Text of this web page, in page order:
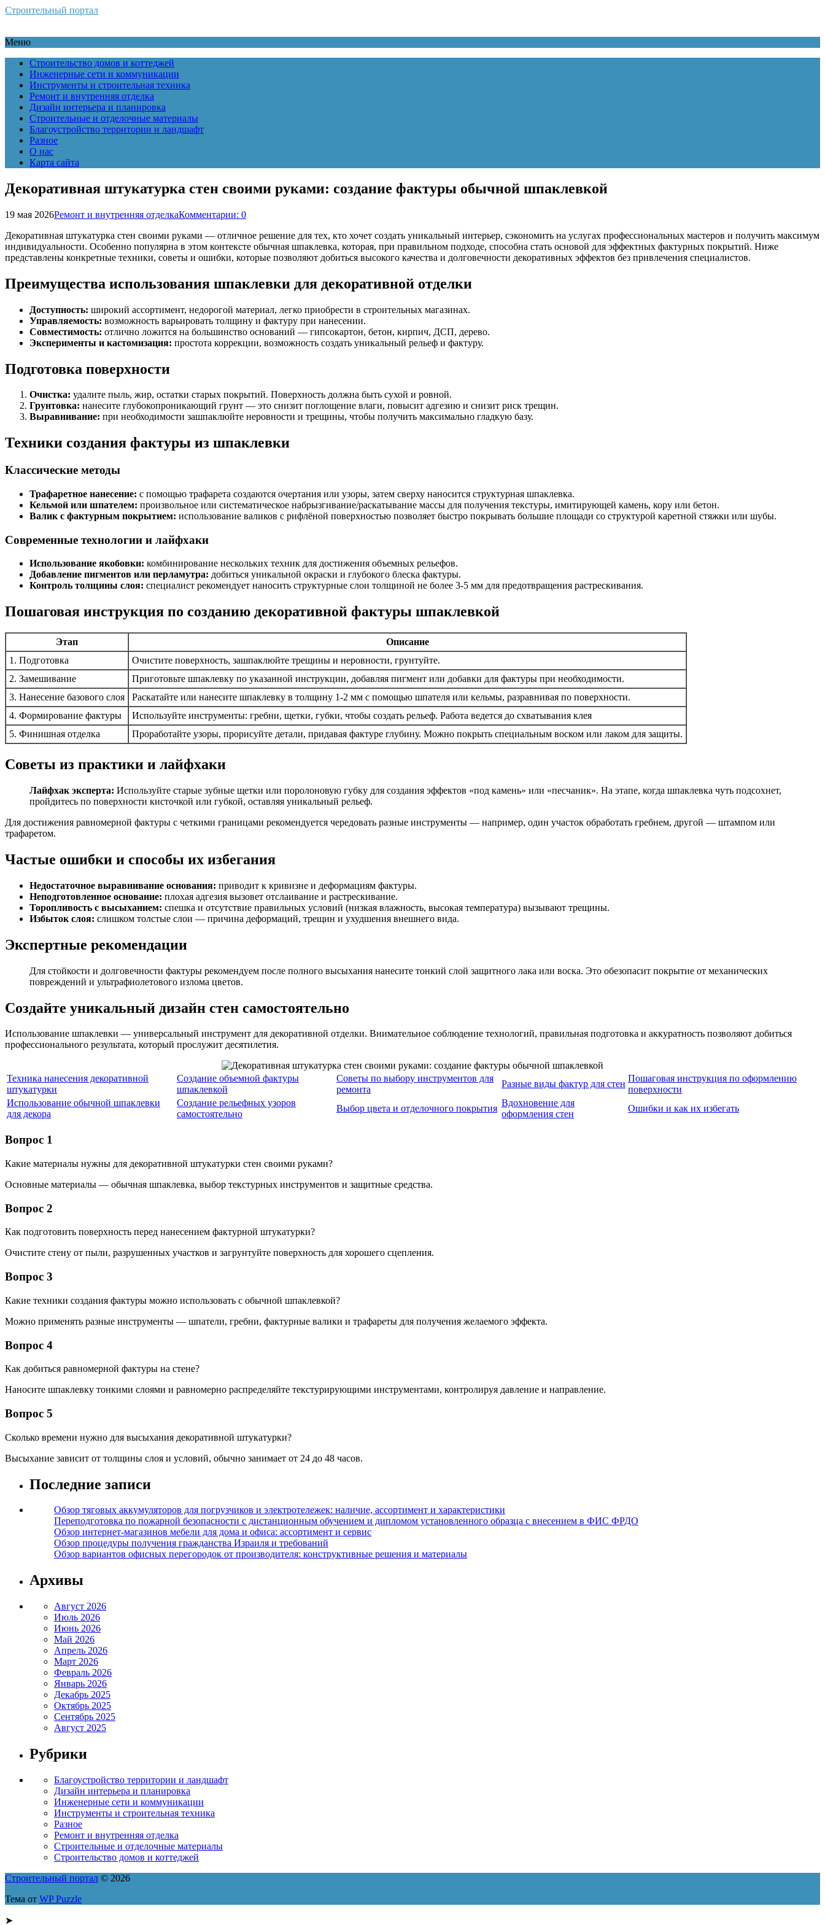
Строительный портал
Меню
Строительство домов и коттеджей
Инженерные сети и коммуникации
Инструменты и строительная техника
Ремонт и внутренняя отделка
Дизайн интерьера и планировка
Строительные и отделочные материалы
Благоустройство территории и ландшафт
Разное
О нас
Карта сайта
Декоративная штукатурка стен своими руками: создание фактуры обычной шпаклевкой
19 мая 2026Ремонт и внутренняя отделкаКомментарии: 0
Декоративная штукатурка стен своими руками — отличное решение для тех, кто хочет создать уникальный интерьер, сэкономить на услугах профессиональных мастеров и получить максимум
индивидуальности. Особенно популярна в этом контексте обычная шпаклевка, которая, при правильном подходе, способна стать основой для эффектных фактурных покрытий. Ниже
представлены конкретные техники, советы и ошибки, которые позволяют добиться высокого качества и долговечности декоративных эффектов без привлечения специалистов.
Преимущества использования шпаклевки для декоративной отделки
Доступность: широкий ассортимент, недорогой материал, легко приобрести в строительных магазинах.
Управляемость: возможность варьировать толщину и фактуру при нанесении.
Совместимость: отлично ложится на большинство оснований — гипсокартон, бетон, кирпич, ДСП, дерево.
Эксперименты и кастомизация: простота коррекции, возможность создать уникальный рельеф и фактуру.
Подготовка поверхности
Очистка: удалите пыль, жир, остатки старых покрытий. Поверхность должна быть сухой и ровной.
Грунтовка: нанесите глубокопроникающий грунт — это снизит поглощение влаги, повысит адгезию и снизит риск трещин.
Выравнивание: при необходимости зашпаклюйте неровности и трещины, чтобы получить максимально гладкую базу.
Техники создания фактуры из шпаклевки
Классические методы
Трафаретное нанесение: с помощью трафарета создаются очертания или узоры, затем сверху наносится структурная шпаклевка.
Кельмой или шпателем: произвольное или систематическое набрызгивание/раскатывание массы для получения текстуры, имитирующей камень, кору или бетон.
Валик с фактурным покрытием: использование валиков с рифлёной поверхностью позволяет быстро покрывать большие площади со структурой каретной стяжки или шубы.
Современные технологии и лайфхаки
Использование якобовки: комбинирование нескольких техник для достижения объемных рельефов.
Добавление пигментов или перламутра: добиться уникальной окраски и глубокого блеска фактуры.
Контроль толщины слоя: специалист рекомендует наносить структурные слои толщиной не более 3-5 мм для предотвращения растрескивания.
Пошаговая инструкция по созданию декоративной фактуры шпаклевкой
Этап
Описание
1. Подготовка
Очистите поверхность, зашпаклюйте трещины и неровности, грунтуйте.
2. Замешивание
Приготовьте шпаклевку по указанной инструкции, добавляя пигмент или добавки для фактуры при необходимости.
3. Нанесение базового слоя
Раскатайте или нанесите шпаклевку в толщину 1-2 мм с помощью шпателя или кельмы, разравнивая по поверхности.
4. Формирование фактуры
Используйте инструменты: гребни, щетки, губки, чтобы создать рельеф. Работа ведется до схватывания клея
5. Финишная отделка
Проработайте узоры, прорисуйте детали, придавая фактуре глубину. Можно покрыть специальным воском или лаком для защиты.
Советы из практики и лайфхаки
Лайфхак эксперта: Используйте старые зубные щетки или поролоновую губку для создания эффектов «под камень» или «песчаник». На этапе, когда шпаклевка чуть подсохнет,
пройдитесь по поверхности кисточкой или губкой, оставляя уникальный рельеф.
Для достижения равномерной фактуры с четкими границами рекомендуется чередовать разные инструменты — например, один участок обработать гребнем, другой — штампом или
трафаретом.
Частые ошибки и способы их избегания
Недостаточное выравнивание основания: приводит к кривизне и деформациям фактуры.
Неподготовленное основание: плохая адгезия вызовет отслаивание и растрескивание.
Торопливость с высыханием: спешка и отсутствие правильных условий (низкая влажность, высокая температура) вызывают трещины.
Избыток слоя: слишком толстые слои — причина деформаций, трещин и ухудшения внешнего вида.
Экспертные рекомендации
Для стойкости и долговечности фактуры рекомендуем после полного высыхания нанесите тонкий слой защитного лака или воска. Это обезопасит покрытие от механических
повреждений и ультрафиолетового излома цветов.
Создайте уникальный дизайн стен самостоятельно
Использование шпаклевки — универсальный инструмент для декоративной отделки. Внимательное соблюдение технологий, правильная подготовка и аккуратность позволяют добиться
профессионального результата, который прослужит десятилетия.
Техника нанесения декоративной
штукатурки
Создание объемной фактуры
шпаклевкой
Советы по выбору инструментов для
ремонта
Разные виды фактур для стен
Пошаговая инструкция по оформлению
поверхности
Использование обычной шпаклевки
для декора
Создание рельефных узоров
самостоятельно
Выбор цвета и отделочного покрытия
Вдохновение для
оформления стен
Ошибки и как их избегать
Вопрос 1
Какие материалы нужны для декоративной штукатурки стен своими руками?
Основные материалы — обычная шпаклевка, выбор текстурных инструментов и защитные средства.
Вопрос 2
Как подготовить поверхность перед нанесением фактурной штукатурки?
Очистите стену от пыли, разрушенных участков и загрунтуйте поверхность для хорошего сцепления.
Вопрос 3
Какие техники создания фактуры можно использовать с обычной шпаклевкой?
Можно применять разные инструменты — шпатели, гребни, фактурные валики и трафареты для получения желаемого эффекта.
Вопрос 4
Как добиться равномерной фактуры на стене?
Наносите шпаклевку тонкими слоями и равномерно распределяйте текстурирующими инструментами, контролируя давление и направление.
Вопрос 5
Сколько времени нужно для высыхания декоративной штукатурки?
Высыхание зависит от толщины слоя и условий, обычно занимает от 24 до 48 часов.
Последние записи
Обзор тяговых аккумуляторов для погрузчиков и электротележек: наличие, ассортимент и характеристики
Переподготовка по пожарной безопасности с дистанционным обучением и дипломом установленного образца с внесением в ФИС ФРДО
Обзор интернет-магазинов мебели для дома и офиса: ассортимент и сервис
Обзор процедуры получения гражданства Израиля и требований
Обзор вариантов офисных перегородок от производителя: конструктивные решения и материалы
Архивы
Август 2026
Июль 2026
Июнь 2026
Май 2026
Апрель 2026
Март 2026
Февраль 2026
Январь 2026
Декабрь 2025
Октябрь 2025
Сентябрь 2025
Август 2025
Рубрики
Благоустройство территории и ландшафт
Дизайн интерьера и планировка
Инженерные сети и коммуникации
Инструменты и строительная техника
Разное
Ремонт и внутренняя отделка
Строительные и отделочные материалы
Строительство домов и коттеджей
Строительный портал © 2026
Тема от WP Puzzle
➤